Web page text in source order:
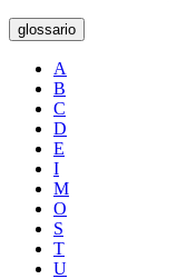
glossario
A
B
C
D
E
I
M
O
S
T
U